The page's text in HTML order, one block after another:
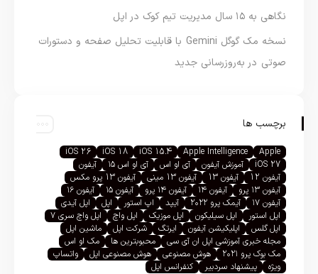
نگاهی به ۱۵ سال مدیریت تیم کوک در اپل
نسخه مک گوگل Gemini با قابلیت تحلیل صفحه و دستورات
صوتی در به‌روزرسانی جدید
برچسب ها
Apple
Apple Intelligence
iOS 15.4
iOS 18
iOS 26
iOS 27
آموزش آیفون آی او اس آی او اس ۱۵
آیفون
آیفون 12
آیفون 13 آیفون 13 مینی
آیفون 13 پرو مکس
آیفون ۱۳ پرو
آیفون ۱۴ آیفون ۱۴ پرو آیفون ۱۵
آیفون ۱۶
آیفون ۱۷
آیمک پرو ۲۰۲۲ آیپد اپ استور اپل
اپل آیدی
اپل استور
اپل سیلیکون اپل موزیک اپل واچ
اپل واچ سری ۷
اپل گلس
اپلیکیشن آیفون ایرتگ شرکت اپل
ماشین اپل
مجله خبری آموزشی اپل ان آی سی
محبوبترین ها
مک او اس
مک بوک پرو ۲۰۲۱
هوش مصنوعی هوش مصنوعی اپل
واتساپ
ویژه
پیشنهاد سردبیر کنفرانس اپل